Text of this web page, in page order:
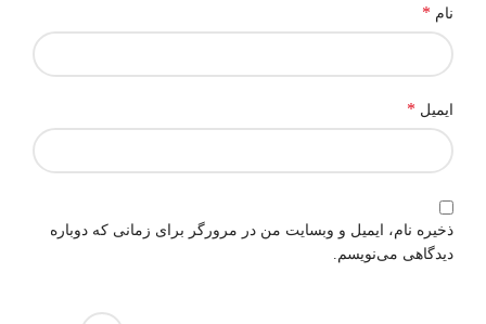
نام *
ایمیل *
ذخیره نام، ایمیل و وبسایت من در مرورگر برای زمانی که دوباره
دیدگاهی می‌نویسم.